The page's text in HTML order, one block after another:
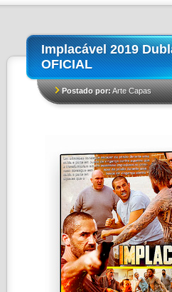
Implacável 2019
OFICIAL
Postado por:Arte Capas